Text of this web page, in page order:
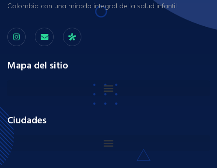
Colombia con una mirada integral de la salud infantil.
Mapa del sitio
Ciudades